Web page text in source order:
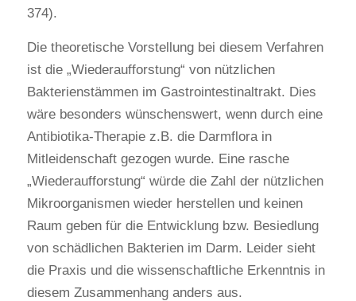
374).
Die theoretische Vorstellung bei diesem Verfahren
ist die „Wiederaufforstung“ von nützlichen
Bakterienstämmen im Gastrointestinaltrakt. Dies
wäre besonders wünschenswert, wenn durch eine
Antibiotika-Therapie z.B. die Darmflora in
Mitleidenschaft gezogen wurde. Eine rasche
„Wiederaufforstung“ würde die Zahl der nützlichen
Mikroorganismen wieder herstellen und keinen
Raum geben für die Entwicklung bzw. Besiedlung
von schädlichen Bakterien im Darm. Leider sieht
die Praxis und die wissenschaftliche Erkenntnis in
diesem Zusammenhang anders aus.